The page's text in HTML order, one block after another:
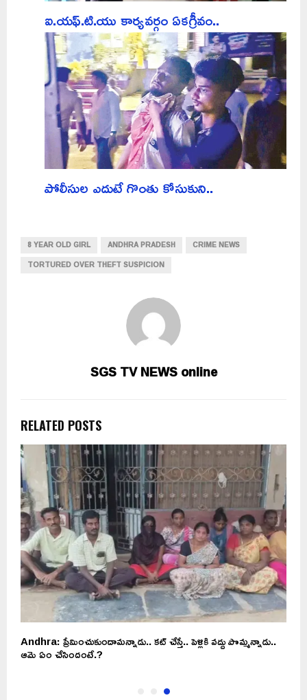
ఐ.యఫ్.టి.యు కార్యవర్గం ఏకగ్రీవం..
పోలీసుల ఎదుటే గొంతు కోసుకుని..
8 YEAR OLD GIRL ANDHRA PRADESH
CRIME NEWS
TORTURED OVER THEFT SUSPICION
SGS TV NEWS online
RELATED POSTS
Andhra: ప్రేమించుకుందామన్నాడు.. కట్ చేస్తే.. పెళ్లికి వద్దు పొమ్మన్నాడు..
ఆమె ఏం చేసిందంటే.?